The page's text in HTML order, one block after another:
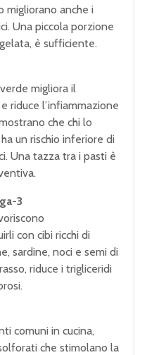
migliorano anche i
Una piccola porzione
è sufficiente.
migliora il
riduce l’infiammazione
che chi lo
un rischio inferiore di
Una tazza tra i pasti è
3
con cibi ricchi di
sardine, noci e semi di
riduce i trigliceridi
comuni in cucina,
che stimolano la